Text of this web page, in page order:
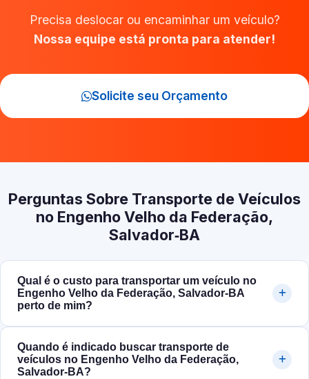
Precisa deslocar ou encaminhar um veículo?
Nossa equipe está pronta para atender!
Solicite seu Orçamento
Perguntas Sobre Transporte de Veículos
no Engenho Velho da Federação,
Salvador‑BA
Qual é o custo para transportar um veículo no
Engenho Velho da Federação, Salvador‑BA
perto de mim?
Quando é indicado buscar transporte de
veículos no Engenho Velho da Federação,
Salvador‑BA?